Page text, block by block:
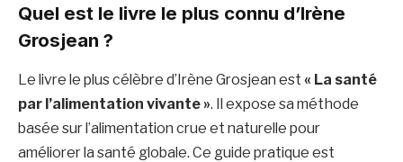
Quel est le livre le plus connu d’Irène
Grosjean ?
Le livre le plus célèbre d’Irène Grosjean est « La santé
par l’alimentation vivante ». Il expose sa méthode
basée sur l’alimentation crue et naturelle pour
améliorer la santé globale. Ce guide pratique est